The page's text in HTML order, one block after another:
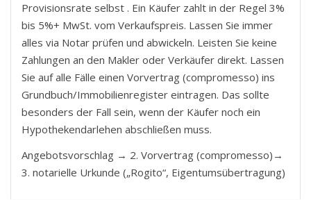
Provisionsrate selbst . Ein Käufer zahlt in der Regel 3%
bis 5%+ MwSt. vom Verkaufspreis. Lassen Sie immer
alles via Notar prüfen und abwickeln. Leisten Sie keine
Zahlungen an den Makler oder Verkäufer direkt. Lassen
Sie auf alle Fälle einen Vorvertrag (compromesso) ins
Grundbuch/Immobilienregister eintragen. Das sollte
besonders der Fall sein, wenn der Käufer noch ein
Hypothekendarlehen abschließen muss.
Angebotsvorschlag → 2. Vorvertrag (compromesso)→
3. notarielle Urkunde („Rogito“, Eigentumsübertragung)